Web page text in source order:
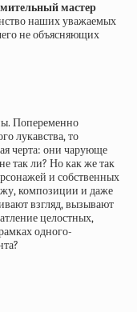
мастер
наших уважаемых
не объясняющих
Попеременно
лукавства, то
черта: они чарующе
так ли? Но как же так
и собственных
композиции и даже
взгляд, вызывают
целостных,
одного-